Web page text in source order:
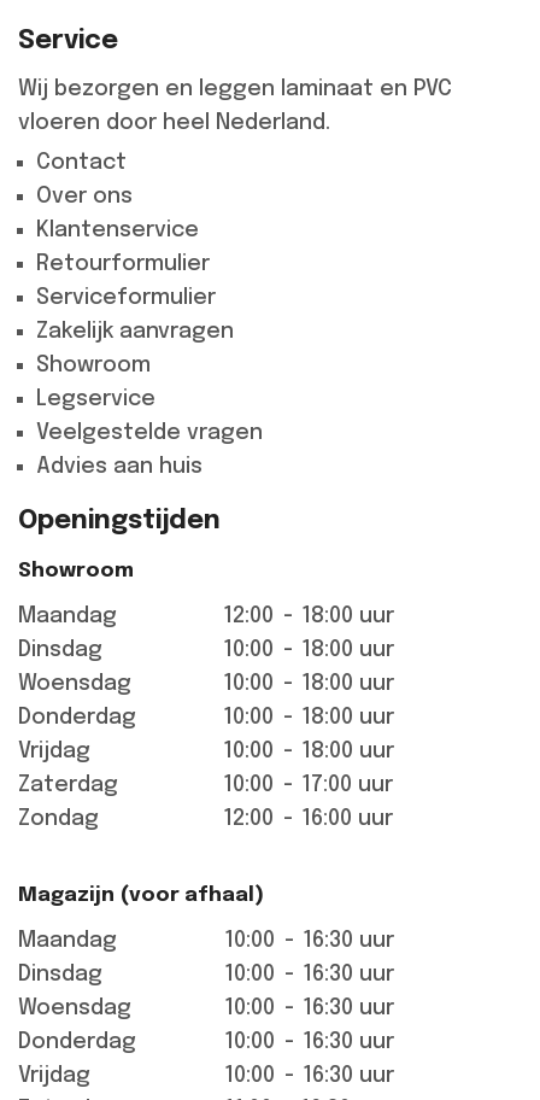
Service
Wij bezorgen en leggen laminaat en PVC
vloeren door heel Nederland.
Contact
Over ons
Klantenservice
Retourformulier
Serviceformulier
Zakelijk aanvragen
Showroom
Legservice
Veelgestelde vragen
Advies aan huis
Openingstijden
Showroom
Maandag 12:00 -
18:00 uur
Dinsdag
10:00 -
18:00 uur
Woensdag
10:00 -
18:00 uur
Donderdag
10:00 -
18:00 uur
Vrijdag
10:00 -
18:00 uur
Zaterdag
10:00 -
17:00 uur
Zondag
12:00 - 16:00 uur
Magazijn (voor afhaal)
Maandag 10:00 -
16:30 uur
Dinsdag
10:00 -
16:30 uur
Woensdag
10:00 -
16:30 uur
Donderdag
10:00 -
16:30 uur
Vrijdag
10:00 -
16:30 uur